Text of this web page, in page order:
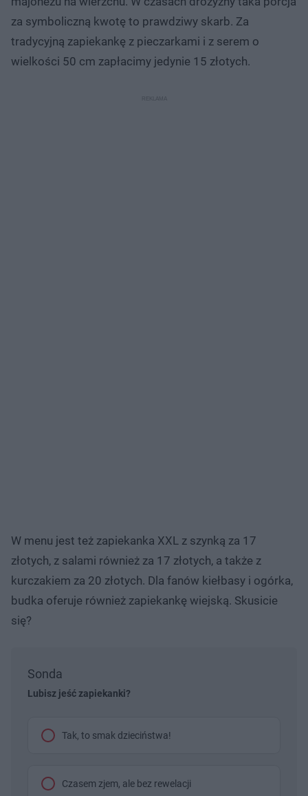
za symboliczną kwotę to prawdziwy skarb. Za
tradycyjną zapiekankę z pieczarkami i z serem o
wielkości 50 cm zapłacimy jedynie 15 złotych.
W menu jest też zapiekanka XXL z szynką za 17
złotych, z salami również za 17 złotych, a także z
kurczakiem za 20 złotych. Dla fanów kiełbasy i ogórka,
budka oferuje również zapiekankę wiejską. Skusicie
się?
Sonda
Lubisz jeść zapiekanki?
Tak, to smak dzieciństwa!
Czasem zjem, ale bez rewelacji